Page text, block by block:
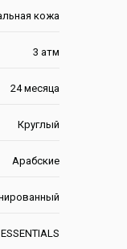
кожа
3 атм
24 месяца
Круглый
Арабские